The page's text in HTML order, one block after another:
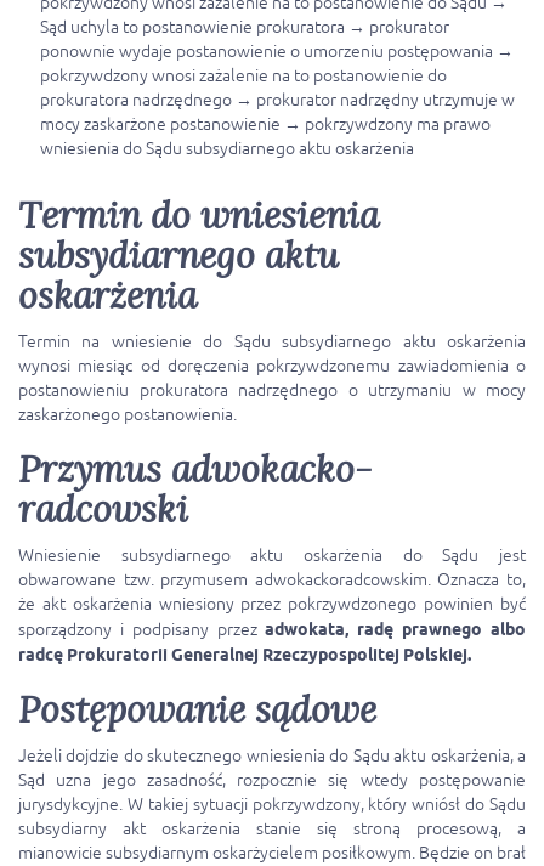
Sąd uchyla to postanowienie prokuratora → prokurator
ponownie wydaje postanowienie o umorzeniu postępowania →
pokrzywdzony wnosi zażalenie na to postanowienie do
prokuratora nadrzędnego → prokurator nadrzędny utrzymuje w
mocy zaskarżone postanowienie → pokrzywdzony ma prawo
wniesienia do Sądu subsydiarnego aktu oskarżenia
Termin do wniesienia
subsydiarnego aktu
oskarżenia
Termin na wniesienie do Sądu subsydiarnego aktu oskarżenia
wynosi miesiąc od doręczenia pokrzywdzonemu zawiadomienia o
postanowieniu prokuratora nadrzędnego o utrzymaniu w mocy
zaskarżonego postanowienia.
Przymus adwokacko-
radcowski
Wniesienie subsydiarnego aktu oskarżenia do Sądu jest
obwarowane tzw. przymusem adwokackoradcowskim. Oznacza to,
że akt oskarżenia wniesiony przez pokrzywdzonego powinien być
sporządzony i podpisany przezadwokata, radę prawnego albo
radcę Prokuratorii Generalnej Rzeczypospolitej Polskiej.
Postępowanie sądowe
Jeżeli dojdzie do skutecznego wniesienia do Sądu aktu oskarżenia, a
Sąd uzna jego zasadność, rozpocznie się wtedy postępowanie
jurysdykcyjne. W takiej sytuacji pokrzywdzony, który wniósł do Sądu
subsydiarny akt oskarżenia stanie się stroną procesową, a
mianowicie subsydiarnym oskarżycielem posiłkowym. Będzie on brał